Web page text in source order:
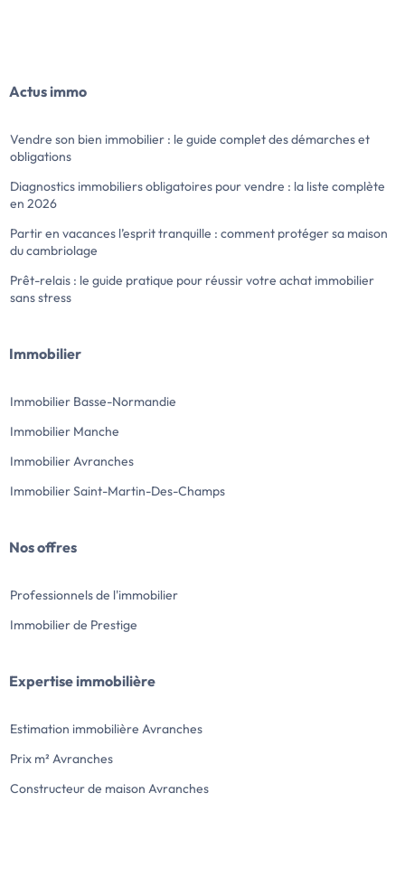
Actus immo
Vendre son bien immobilier : le guide complet des démarches et
obligations
Diagnostics immobiliers obligatoires pour vendre : la liste complète
en 2026
Partir en vacances l’esprit tranquille : comment protéger sa maison
du cambriolage
Prêt-relais : le guide pratique pour réussir votre achat immobilier
sans stress
Immobilier
Immobilier Basse-Normandie
Immobilier Manche
Immobilier Avranches
Immobilier Saint-Martin-Des-Champs
Nos offres
Professionnels de l'immobilier
Immobilier de Prestige
Expertise immobilière
Estimation immobilière Avranches
Prix m² Avranches
Constructeur de maison Avranches